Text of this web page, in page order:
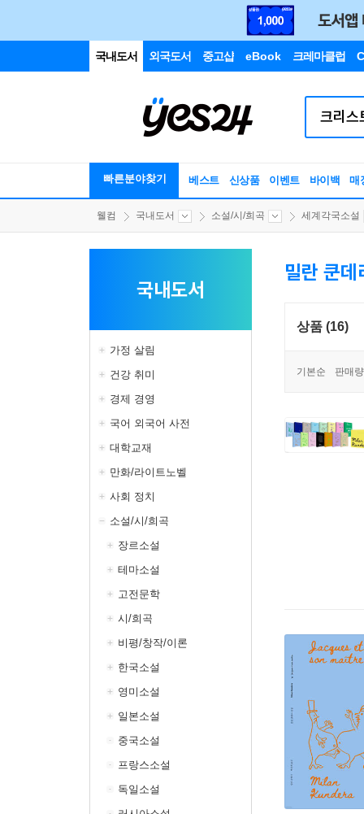
국내도서 외국도서 중고샵 eBook 크레마클럽
빠른분야찾기 베스트 신상품 이벤트 바이백 매
웰컴 국내도서 소설/시/희곡 세계각국소설
국내도서
가정 살림
건강 취미
경제 경영
국어 외국어 사전
대학교재
만화/라이트노벨
사회 정치
소설/시/희곡
장르소설
테마소설
고전문학
시/희곡
비평/창작/이론
한국소설
영미소설
일본소설
중국소설
프랑스소설
독일소설
밀란 쿤데
상품 (16)
기본순 판매